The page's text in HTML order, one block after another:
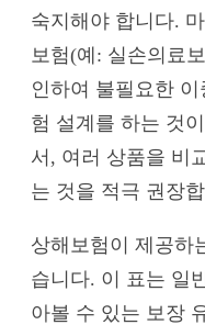
숙지해야 합니다.
보험(예: 실손의료
인하여 불필요한
험 설계를 하는 것
서, 여러 상품을 비
는 것을 적극 권장
상해보험이 제공하
습니다. 이 표는 일
아볼 수 있는 보장